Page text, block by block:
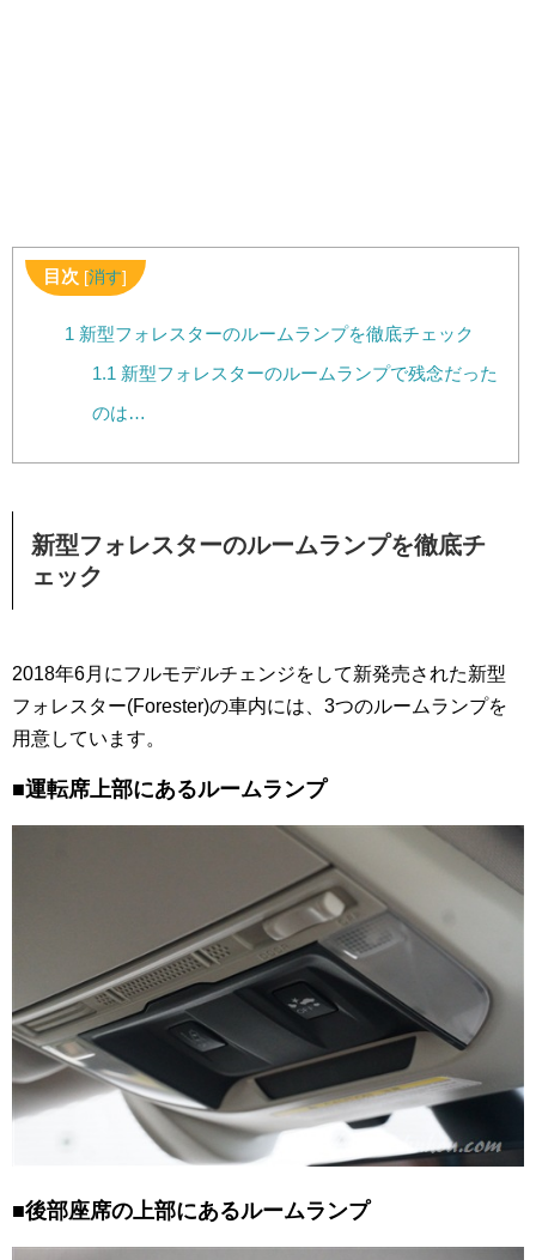
目次 [消す]
1 新型フォレスターのルームランプを徹底チェック
1.1 新型フォレスターのルームランプで残念だった
のは…
新型フォレスターのルームランプを徹底チ
ェック
2018年6月にフルモデルチェンジをして新発売された新型
フォレスター(Forester)の車内には、3つのルームランプを
用意しています。
■運転席上部にあるルームランプ
■後部座席の上部にあるルームランプ